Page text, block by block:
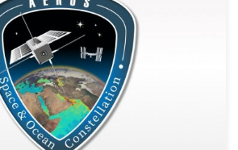
(AEROS) teve como objetivo o desenvolvimento de uma
precursora de uma futura constelação para alavancar
Espaço/Oceano. O projeto é formado por um consórcio
de pesquisa e universidades, que para além da